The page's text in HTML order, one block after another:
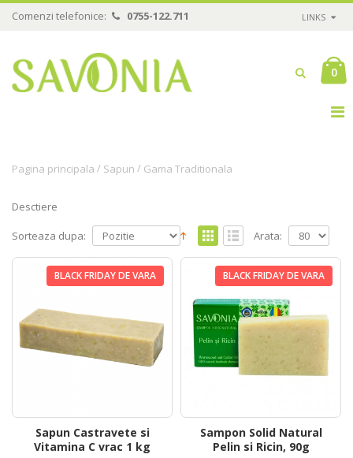
Comenzi telefonice: 0755-122.711 LINKS
0
Pagina principala / Sapun / Gama Traditionala
Desctiere
Sorteaza dupa: Arata:
BLACK FRIDAY DE VARA
Sapun Castravete si
Vitamina C vrac 1 kg
BLACK FRIDAY DE VARA
Sampon Solid Natural
Pelin si Ricin, 90g